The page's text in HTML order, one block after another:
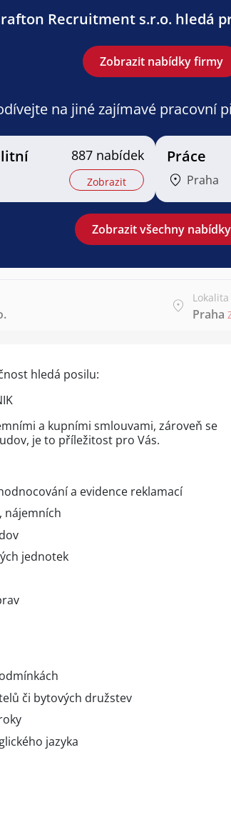
Recruitment s.r.o. hledá
Zobrazit nabídky firmy
na jiné zajímavé pracovní
887 nabídek
Zobrazit
Práce
Praha
Zobrazit všechny nabídky
Lokalita
Praha
hledá posilu:
a kupními smlouvami, zároveň se
je to příležitost pro Vás.
a evidence reklamací
nájemních
jednotek
či bytových družstev
jazyka